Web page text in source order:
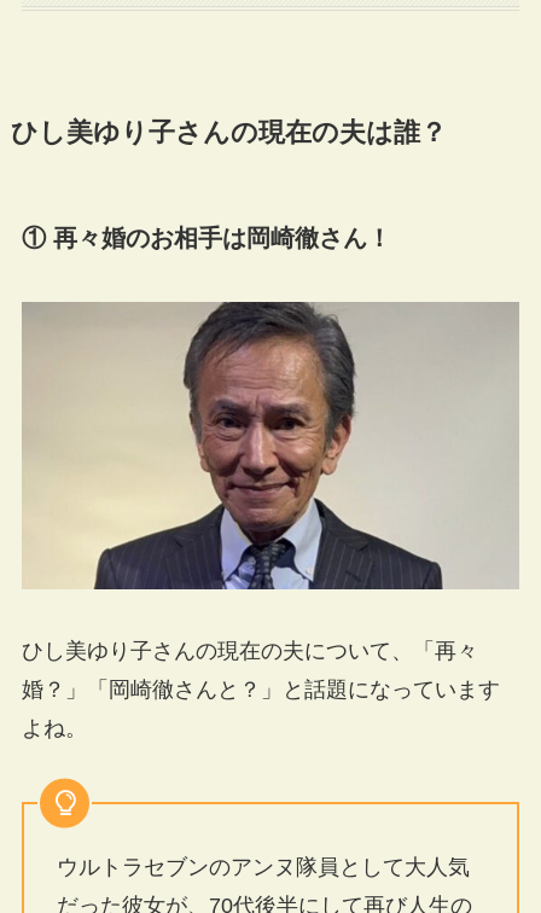
ひし美ゆり子さんの現在の夫は誰？
① 再々婚のお相手は岡崎徹さん！
ひし美ゆり子さんの現在の夫について、「再々
婚？」「岡崎徹さんと？」と話題になっています
よね。
ウルトラセブンのアンヌ隊員として大人気
だった彼女が、70代後半にして再び人生の